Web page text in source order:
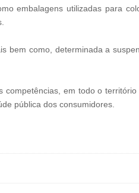
embalagens utilizadas para
bem como, determinada a
em todo o
pública dos consumidores.